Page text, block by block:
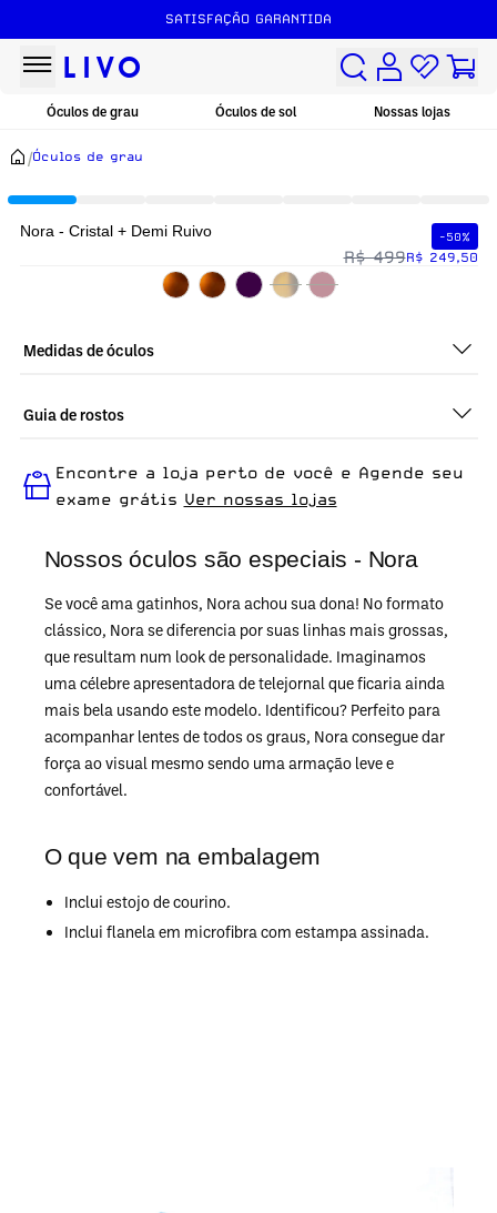
SATISFAÇÃO GARANTIDA
Óculos de grau Óculos de sol Nossas lojas
/Óculos de grau
Nossos óculos são especiais - Nora
Se você ama gatinhos, Nora achou sua dona! No formato
clássico, Nora se diferencia por suas linhas mais grossas,
que resultam num look de personalidade. Imaginamos
uma célebre apresentadora de telejornal que ficaria ainda
mais bela usando este modelo. Identificou? Perfeito para
acompanhar lentes de todos os graus, Nora consegue dar
força ao visual mesmo sendo uma armação leve e
confortável.
O que vem na embalagem
Inclui estojo de courino.
Inclui flanela em microfibra com estampa assinada.
Nora - Cristal + Demi Ruivo -50%
R$ 499R$ 249,50
Medidas de óculos
Guia de rostos
Ruivo é ideal para quem busca um óculos confortável para o
dia a dia.
Encontre a loja perto de você e Agende seu
exame grátis Ver nossas lojas